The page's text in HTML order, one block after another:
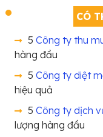
CÓ
5 Công ty thu
hàng đầu
5 Công ty diệt
hiệu quả
5 Công ty dịch
lượng hàng đầu